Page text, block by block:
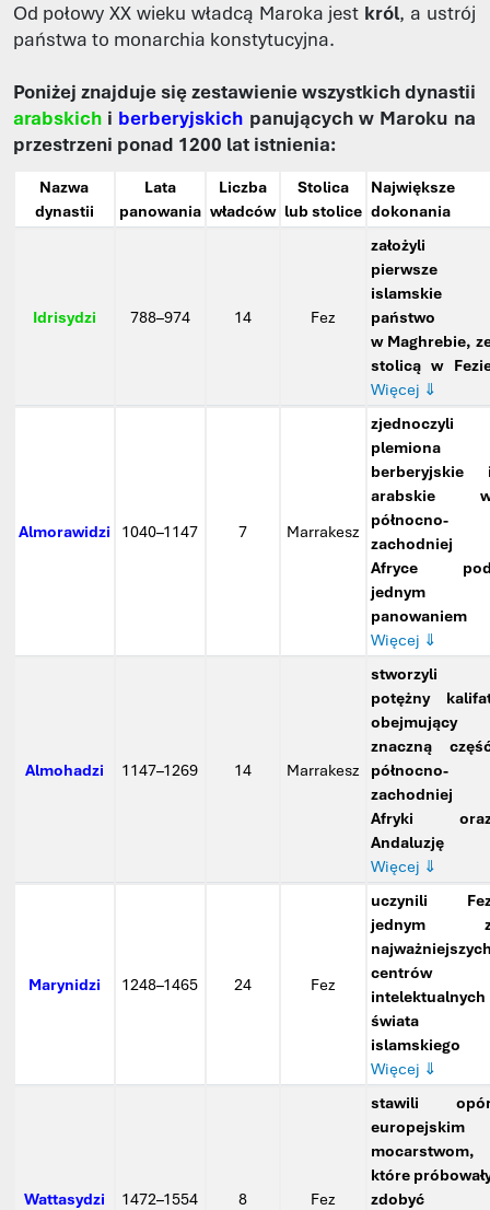
Od połowy XX wieku władcą Maroka jest król, a ustrój
państwa to monarchia konstytucyjna.
Poniżej znajduje się zestawienie wszystkich dynastii
arabskichi berberyjskich panujących w Maroku na
przestrzeni ponad 1200 lat istnienia:
Nazwa
dynastii
Lata
panowania
Liczba
władców
Stolica
lub stolice
Największe
dokonania
Idrisydzi 788–974 14 Fez
założyli
pierwsze
islamskie
państwo
w Maghrebie,
stolicą w
Więcej ⇓
Almorawidzi 1040–1147 7 Marrakesz
zjednoczyli
plemiona
berberyjskie
arabskie
północno-
zachodniej
Afryce
jednym
panowaniem
Więcej ⇓
Almohadzi 1147–1269 14 Marrakesz
stworzyli
potężny
obejmujący
znaczną
północno-
zachodniej
Afryki
Andaluzję
Więcej ⇓
Marynidzi 1248–1465 24 Fez
uczynili
jednym
centrów
intelektualnych
świata
islamskiego
Więcej ⇓
Wattasydzi 1472–1554 8 Fez
stawili
europejskim
mocarstwom,
które
zdobyć